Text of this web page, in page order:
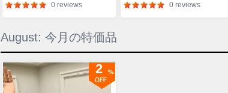
0 reviews 0 reviews
August: 今月の特価品
2